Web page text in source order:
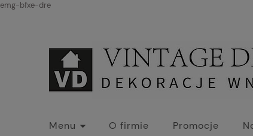
emg-bfxe-dre
Menu O firmie Promocje